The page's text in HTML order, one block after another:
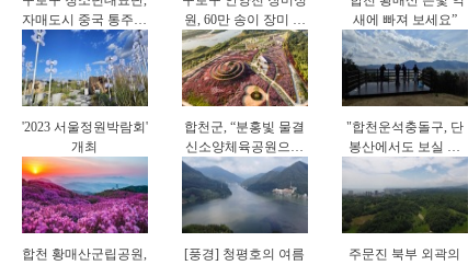
자매도시 중국 통주구
방문…4박 5일 교류
활동
원, 60만 송이 장미 만
개 ‘절정’
새에 빠져 보세요”
'2023 서울정원박람회'
개최
합천군, “분홍빛 물결
신소양체육공원으로
오세요"
"합천운석충돌구, 단
봉산에서도 보실 수
있습니다"
합천 황매산군립공원,
[풍경] 청평호의 여름
주문진 북부 외곽의